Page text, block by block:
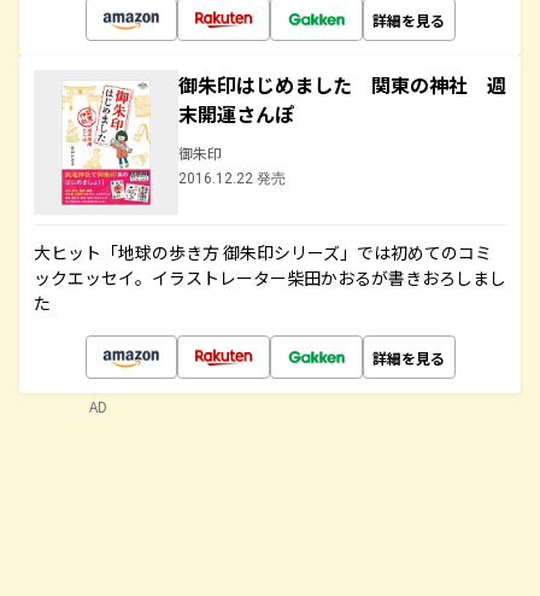
詳細を見る
御朱印はじめました 関東の神社 週
末開運さんぽ
御朱印
2016.12.22 発売
大ヒット「地球の歩き方 御朱印シリーズ」では初めてのコミ
ックエッセイ。イラストレーター柴田かおるが書きおろしまし
た
詳細を見る
AD